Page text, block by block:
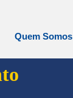
Quem Somos